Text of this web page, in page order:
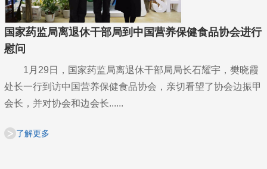
国家药监局离退休干部局到中国营养保健食品协会进行
慰问
1月29日，国家药监局离退休干部局局长石耀宇，樊晓霞
处长一行到访中国营养保健食品协会，亲切看望了协会边振甲
会长，并对协会和边会长......
了解更多